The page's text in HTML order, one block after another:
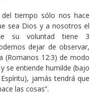
tiempo sólo nos hace
sea Dios y a nosotros el
su voluntad tiene 3
dejar de observar,
(Romanos 12:3) de modo
se entiende humilde (bajo
jamás tendrá que
las cosas”.